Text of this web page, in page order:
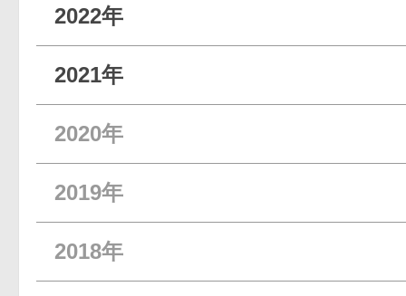
2022年
2021年
2020年
2019年
2018年